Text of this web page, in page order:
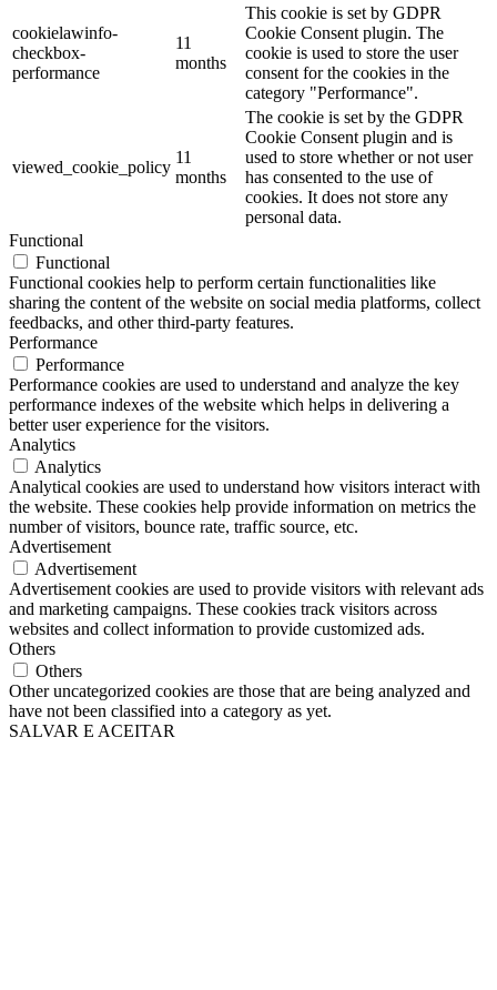
cookielawinfo-
checkbox-
performance
11
months
This cookie is set by GDPR
Cookie Consent plugin. The
cookie is used to store the user
consent for the cookies in the
category "Performance".
viewed_cookie_policy
11
months
The cookie is set by the GDPR
Cookie Consent plugin and is
used to store whether or not user
has consented to the use of
cookies. It does not store any
personal data.
Functional
Functional
Functional cookies help to perform certain functionalities like
sharing the content of the website on social media platforms, collect
feedbacks, and other third-party features.
Performance
Performance
Performance cookies are used to understand and analyze the key
performance indexes of the website which helps in delivering a
better user experience for the visitors.
Analytics
Analytics
Analytical cookies are used to understand how visitors interact with
the website. These cookies help provide information on metrics the
number of visitors, bounce rate, traffic source, etc.
Advertisement
Advertisement
Advertisement cookies are used to provide visitors with relevant ads
and marketing campaigns. These cookies track visitors across
websites and collect information to provide customized ads.
Others
Others
Other uncategorized cookies are those that are being analyzed and
have not been classified into a category as yet.
SALVAR E ACEITAR